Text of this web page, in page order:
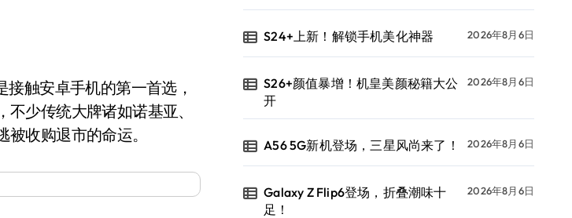
少传统大牌诸如诺基亚、
收购退市的命运。
S24+上新！解锁手机美化神器 2026年8月6日
S26+颜值暴增！机皇美颜秘籍大公
开
2026年8月6日
A56 5G新机登场，三星风尚来了！ 2026年8月6日
Galaxy Z Flip6登场，折叠潮味十
足！
2026年8月6日